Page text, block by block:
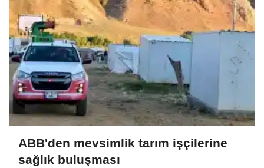
ABB'den mevsimlik tarım işçilerine
sağlık buluşması